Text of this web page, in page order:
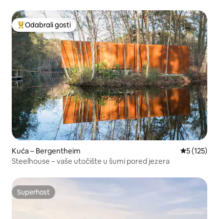
Među najviše rangiranima s oznakom „Odabrali gosti”
Odabrali gosti
Kuća – Bergentheim Prosječna
5 (125)
Steelhouse – vaše utočište u šumi pored jezera
Superhost
Superhost